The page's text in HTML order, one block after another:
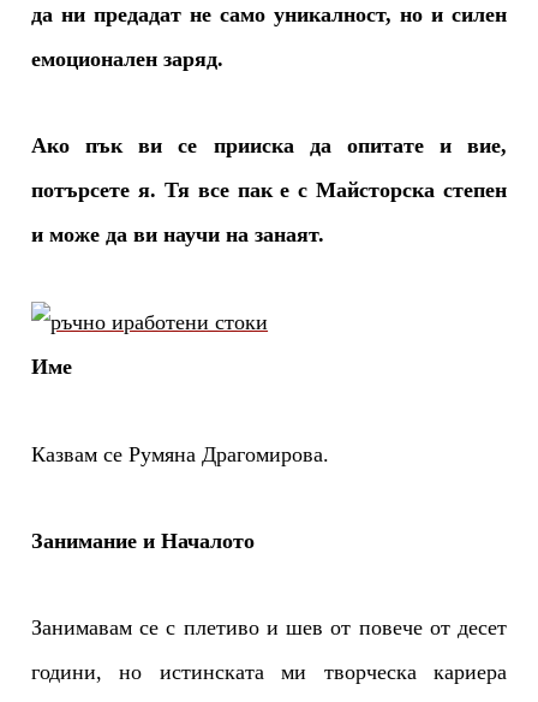
да ни предадат не само уникалност, но и силен
емоционален заряд.
Ако пък ви се прииска да опитате и вие,
потърсете я. Тя все пак е с Майсторска степен
и може да ви научи на занаят.
Име
Казвам се Румяна Драгомирова.
Занимание и Началото
Занимавам се с плетиво и шев от повече от десет
години, но истинската ми творческа кариера